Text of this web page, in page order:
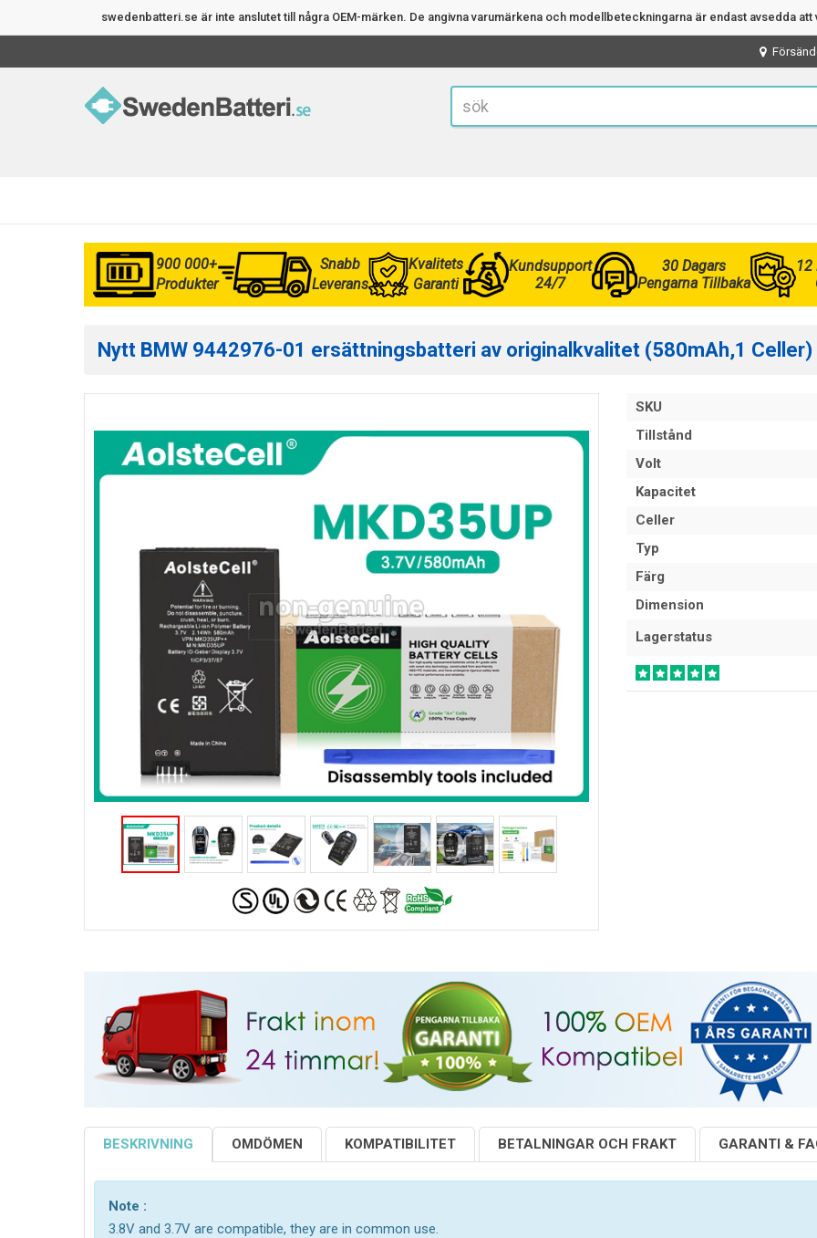
swedenbatteri.se är inte anslutet till några OEM-märken. De angivna varumärkena och modellbeteckningarna är endast avsedda
900 000+
Produkter
Snabb
Leverans
Kvalitets
Garanti
Kundsupport
24/7
30 Dagars
Pengarna Tillbaka
12
Nytt BMW 9442976-01 ersättningsbatteri av originalkvalitet (580mAh,1 Celler)
SKU
Tillstånd
Volt
Kapacitet
Celler
Typ
Färg
Dimension
Lagerstatus
BESKRIVNING OMDÖMEN KOMPATIBILITET BETALNINGAR OCH FRAKT GARANTI &
Note :
3.8V and 3.7V are compatible, they are in common use.